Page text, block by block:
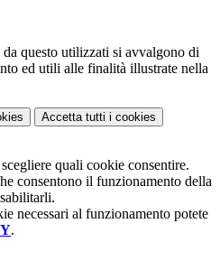
questo utilizzati si avvalgono di
ed utili alle finalità illustrate nella
Accetta tutti i cookies
quali cookie consentire.
consentono il funzionamento della
necessari al funzionamento potete
.